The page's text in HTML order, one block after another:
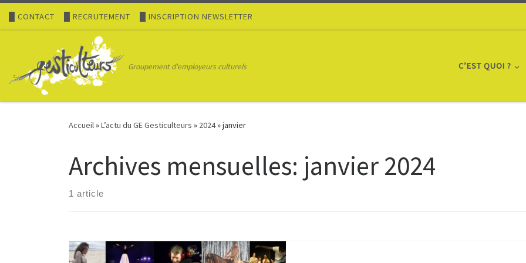
Passer au contenu
█ CONTACT █ RECRUTEMENT █ INSCRIPTION NEWSLETTER
Groupement d'employeurs culturels C’EST QUOI ?
Accueil»L’actu du GE Gesticulteurs » 2024»janvier
Archives mensuelles: janvier 2024
1 article